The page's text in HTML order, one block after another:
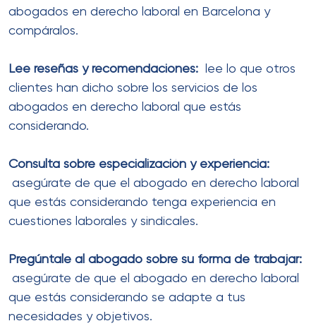
abogados en derecho laboral en Barcelona y
compáralos.
Lee reseñas y recomendaciones:
lee lo que otros
clientes han dicho sobre los servicios de los
abogados en derecho laboral que estás
considerando.
Consulta sobre especialización y experiencia:
asegúrate de que el abogado en derecho laboral
que estás considerando tenga experiencia en
cuestiones laborales y sindicales.
Pregúntale al abogado sobre su forma de trabajar:
asegúrate de que el abogado en derecho laboral
que estás considerando se adapte a tus
necesidades y objetivos.